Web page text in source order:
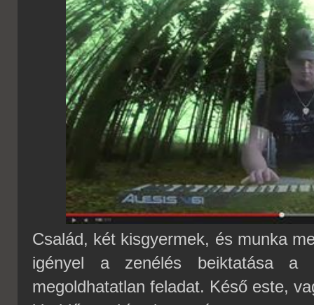
Család, két kisgyermek, és munka
igényel a zenélés beiktatása a
megoldhatatlan feladat. Késő este,